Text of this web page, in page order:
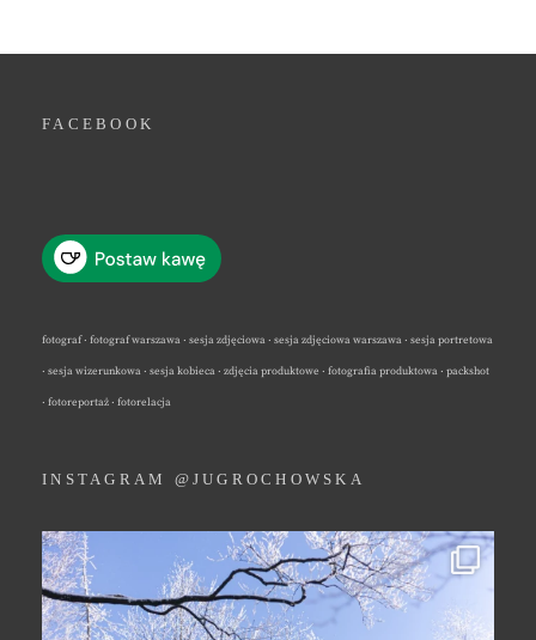
FACEBOOK
fotograf · fotograf warszawa · sesja zdjęciowa · sesja zdjęciowa warszawa · sesja portretowa
· sesja wizerunkowa · sesja kobieca · zdjęcia produktowe · fotografia produktowa · packshot
· fotoreportaż · fotorelacja
INSTAGRAM @JUGROCHOWSKA